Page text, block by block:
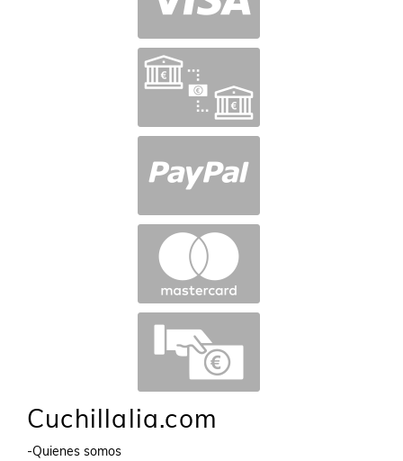
Cuchillalia.com
-Quienes somos